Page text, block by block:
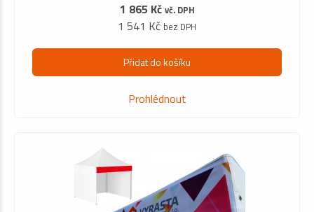
1 865 Kč vč. DPH
1 541 Kč bez DPH
Přidat do košíku
Prohlédnout